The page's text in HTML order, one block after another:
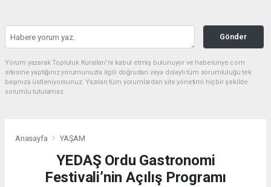
Gönder
Yorum yazarak Topluluk Kuralları’nı kabul etmiş bulunuyor ve haberunye.com
sitesine yaptığınız yorumunuzla ilgili doğrudan veya dolaylı tüm sorumluluğu tek
başınıza üstleniyorsunuz. Yazılan tüm yorumlardan site yönetimi hiçbir şekilde
sorumlu tutulamaz.
Anasayfa YAŞAM
YEDAŞ Ordu Gastronomi
Festivali’nin Açılış Programı